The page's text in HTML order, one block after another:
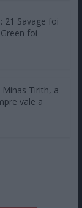
21 Savage foi
foi
Minas Tirith, a
vale a